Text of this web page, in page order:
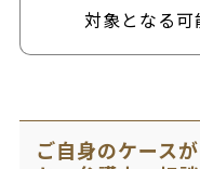
対象となる可
ご自身のケース